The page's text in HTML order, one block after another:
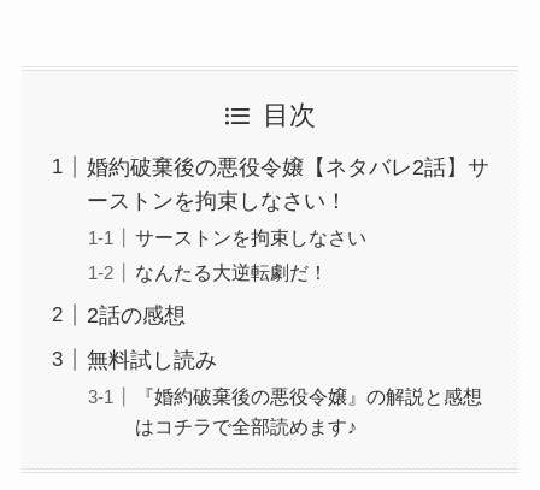
目次
婚約破棄後の悪役令嬢【ネタバレ2話】サ
ーストンを拘束しなさい！
サーストンを拘束しなさい
なんたる大逆転劇だ！
2話の感想
無料試し読み
『婚約破棄後の悪役令嬢』の解説と感想
はコチラで全部読めます♪